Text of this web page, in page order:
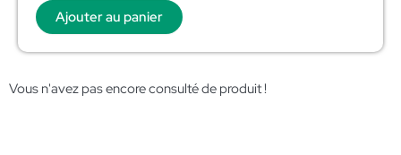
Ajouter au panier
Vous n'avez pas encore consulté de produit !